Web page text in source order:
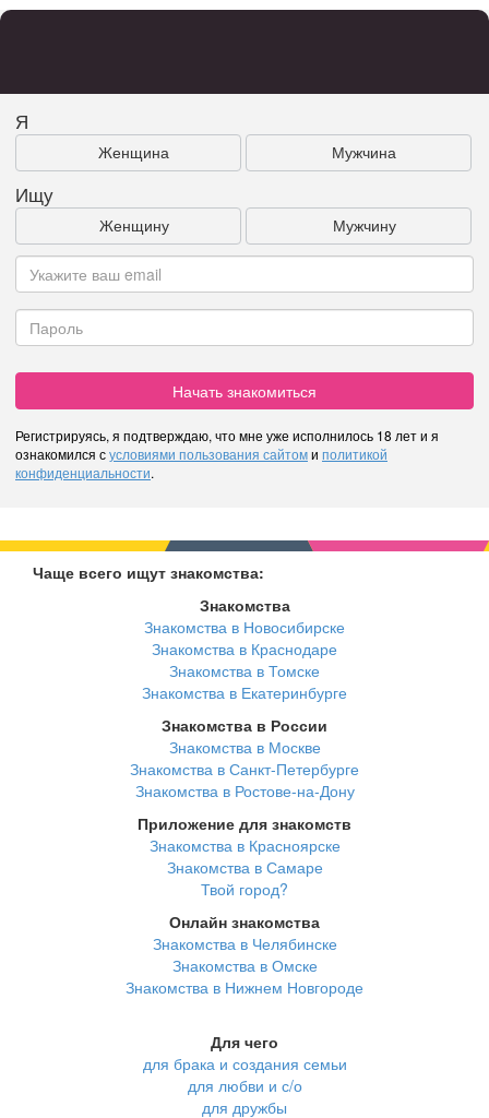
Я
Женщина Мужчина
Ищу
Женщину Мужчину
Начать знакомиться
Регистрируясь, я подтверждаю, что мне уже исполнилось 18 лет и я
ознакомился сусловиями пользования сайтоми политикой
конфиденциальности.
Чаще всего ищут знакомства:
Знакомства
Знакомства в Новосибирске
Знакомства в Краснодаре
Знакомства в Томске
Знакомства в Екатеринбурге
Знакомства в России
Знакомства в Москве
Знакомства в Санкт-Петербурге
Знакомства в Ростове-на-Дону
Приложение для знакомств
Знакомства в Красноярске
Знакомства в Самаре
Твой город?
Онлайн знакомства
Знакомства в Челябинске
Знакомства в Омске
Знакомства в Нижнем Новгороде
Для чего
для брака и создания семьи
для любви и с/о
для дружбы